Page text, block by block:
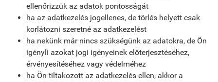
ellenőrizzük az adatok pontosságát
ha az adatkezelés jogellenes, de törlés helyett csak
korlátozni szeretné az adatkezelést
ha nekünk már nincs szükségünk az adatokra, de Ön
igényli azokat jogi igényeinek előterjesztéséhez,
érvényesítéséhez vagy védelméhez
ha Ön tiltakozott az adatkezelés ellen, akkor a